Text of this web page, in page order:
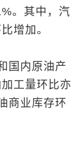
。其中，汽
增加。
国内原油产
工量环比亦
商业库存环